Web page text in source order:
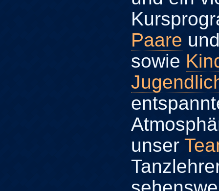
Paare
sowie
unser